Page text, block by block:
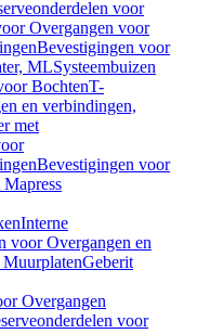
voor
Overgangen voor
Bevestigingen voor
MLSysteembuizen
BochtenT-
en verbindingen,
met
Bevestigingen voor
Interne
voor Overgangen en
Geberit
Overgangen
voor